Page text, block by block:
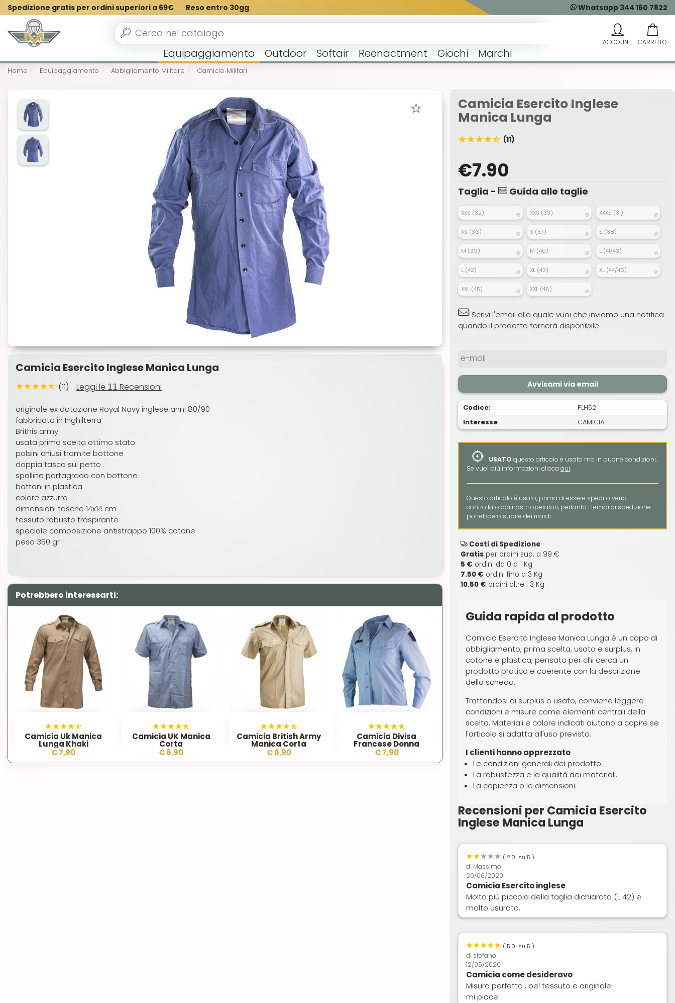
Spedizione gratis per ordini superiori a 69€ Reso entro 30gg Whatsapp 344 160 7822
Equipaggiamento Outdoor Softair Reenactment Giochi Marchi
Home Equipaggiamento Abbigliamento Militare Camicie Militari
Camicia Esercito Inglese Manica Lunga
(11) Leggi le 11 Recensioni
originale ex dotazione Royal Navy inglese anni 80/90
fabbricata in Inghilterra
Brithis army
usata prima scelta ottimo stato
polsini chiusi tramite bottone
doppia tasca sul petto
spalline portagrado con bottone
bottoni in plastica
colore azzurro
dimensioni tasche 14x14 cm
tessuto robusto traspirante
speciale composizione antistrappo 100% cotone
peso 350 gr
Potrebbero interessarti:
Camicia Uk Manica
Lunga Khaki
€ 7,90
Camicia UK Manica
Corta
€ 6,90
Camicia British Army
Manica Corta
€ 6,90
Camicia Divisa
Francese Donna
€ 7,90
Camicia Esercito Inglese
Manica Lunga
(11)
€7.90
Taglia - Guida alle taglie
XXS (32) XXS (33) XXXS (31)
XS (36) S (37) S (38)
M (39) M (40) L (41/43)
L (42) XL (43) XL (44/46)
XXL (45) XXL (46)
Scrivi l'email alla quale vuoi che inviamo una notifica
quando il prodotto tornerà disponibile
Avvisami via email
Codice:
PLH52
Interesse
CAMICIA
USATO questo articolo è usato ma in buone condizioni.
Se vuoi più informazioni clicca qui.
Questo articolo é usato, prima di essere spedito verrà
controllato dai nostri operatori, pertanto i tempi di spedizione
potrebbero subire dei ritardi.
Costi di Spedizione
Gratis per ordini sup. a 99 €
5 € ordini da 0 a 1 Kg
7.50 € ordini fino a 3 Kg
10.50 € ordini oltre i 3 Kg
Guida rapida al prodotto
Camicia Esercito Inglese Manica Lunga è un capo di
abbigliamento, prima scelta, usato e surplus, in
cotone e plastica, pensato per chi cerca un
prodotto pratico e coerente con la descrizione
della scheda.
Trattandosi di surplus o usato, conviene leggere
condizioni e misure come elementi centrali della
scelta. Materiali e colore indicati aiutano a capire se
l'articolo si adatta all'uso previsto.
I clienti hanno apprezzato
Le condizioni generali del prodotto.
La robustezza e la qualità dei materiali.
La capienza o le dimensioni.
Recensioni per Camicia Esercito
Inglese Manica Lunga
( 2.0 su 5 )
di Massimo
20/06/2020
Camicia Esercito inglese
Molto più piccola della taglia dichiarata (L 42) e
molto usurata.
( 5.0 su 5 )
di stefano
12/05/2020
Camicia come desideravo
Misura perfetta , bel tessuto e originale.
mi piace